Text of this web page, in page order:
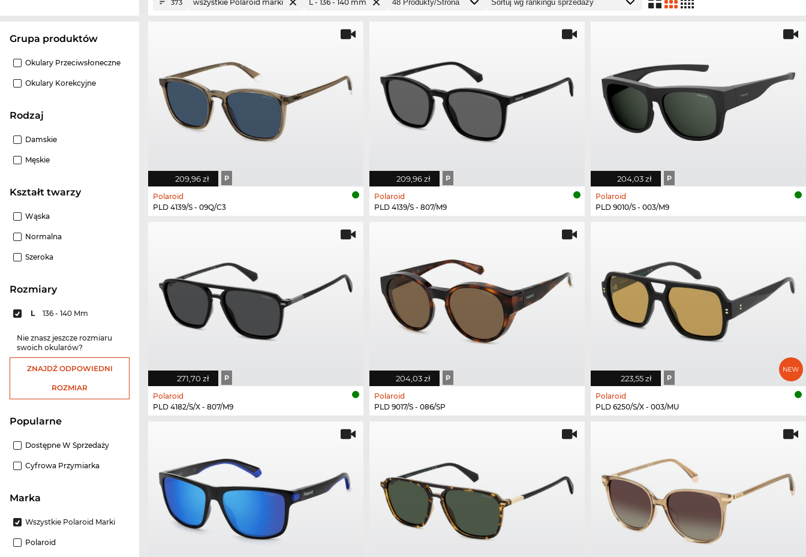
grupa produktów
Okulary Przeciwsłoneczne
Okulary Korekcyjne
Rodzaj
Damskie
Męskie
Kształt twarzy
Wąska
Normalna
Szeroka
rozmiary
L 136 - 140 Mm
Nie znasz jeszcze rozmiaru
swoich okularów?
ZNAJDŹ ODPOWIEDNI
ROZMIAR
Popularne
Dostępne W Sprzedaży
Cyfrowa Przymiarka
Marka
Wszystkie Polaroid Marki
Polaroid
373 wszystkie Polaroid marki L - 136 - 140 mm
209,96 zł P
Polaroid
PLD 4139/S - 09Q/C3
209,96 zł P
Polaroid
PLD 4139/S - 807/M9
204,03 zł P
Polaroid
PLD 9010/S - 003/M9
271,70 zł P
Polaroid
PLD 4182/S/X - 807/M9
204,03 zł P
Polaroid
PLD 9017/S - 086/SP
223,55 zł P
Polaroid
PLD 6250/S/X - 003/MU